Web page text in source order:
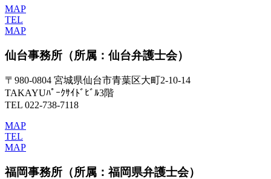
MAP
TEL
MAP
仙台事務所 （所属：仙台弁護士会）
〒980-0804 宮城県仙台市青葉区大町2-10-14
TAKAYUﾊﾟｰｸｻｲﾄﾞﾋﾞﾙ3階
TEL 022-738-7118
MAP
TEL
MAP
福岡事務所 （所属：福岡県弁護士会）